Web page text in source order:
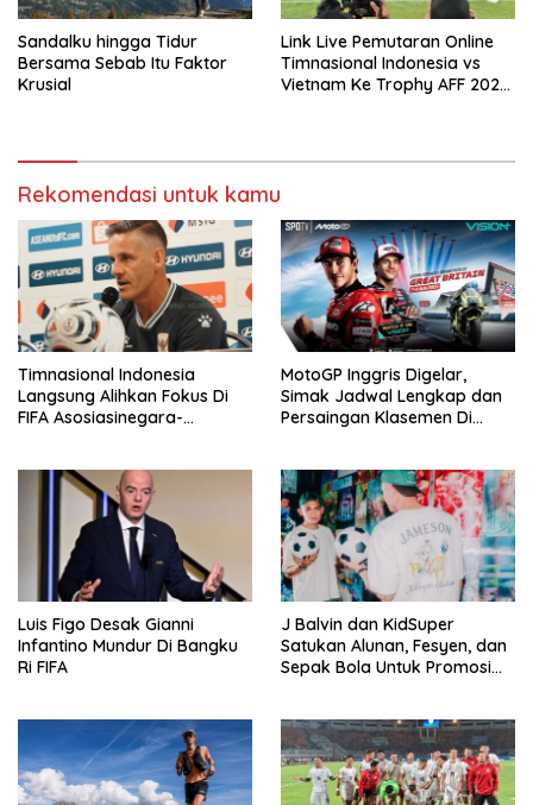
Sandalku hingga Tidur
Bersama Sebab Itu Faktor
Krusial
Link Live Pemutaran Online
Timnasional Indonesia vs
Vietnam Ke Trophy AFF 2026,
Rekomendasi untuk kamu
Timnasional Indonesia
Langsung Alihkan Fokus Di
FIFA Asosiasinegara-
MotoGP Inggris Digelar,
Simak Jadwal Lengkap dan
Persaingan Klasemen Di
Luis Figo Desak Gianni
Infantino Mundur Di Bangku
Ri FIFA
J Balvin dan KidSuper
Satukan Alunan, Fesyen, dan
Sepak Bola Untuk Promosi